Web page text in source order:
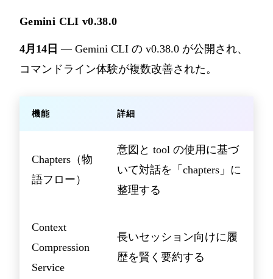
Gemini CLI v0.38.0
4月14日 — Gemini CLI の v0.38.0 が公開され、
コマンドライン体験が複数改善された。
機能 詳細
Chapters（物
語フロー）
意図と tool の使用に基づ
いて対話を「chapters」に
整理する
Context
Compression
Service
長いセッション向けに履
歴を賢く要約する